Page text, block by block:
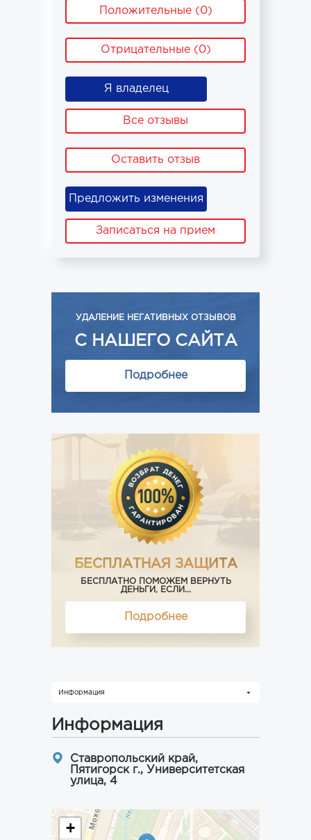
Положительные (0)
Отрицательные (0)
Я владелец
Все отзывы
Оставить отзыв
Предложить изменения
Записаться на прием
УДАЛЕНИЕ НЕГАТИВНЫХ ОТЗЫВОВ
С НАШЕГО САЙТА
Подробнее
БЕСПЛАТНАЯ ЗАЩИТА
БЕСПЛАТНО ПОМОЖЕМ ВЕРНУТЬ
ДЕНЬГИ, ЕСЛИ...
Подробнее
Информация
Информация
Ставропольский край,
Пятигорск г., Университетская
улица, 4
+